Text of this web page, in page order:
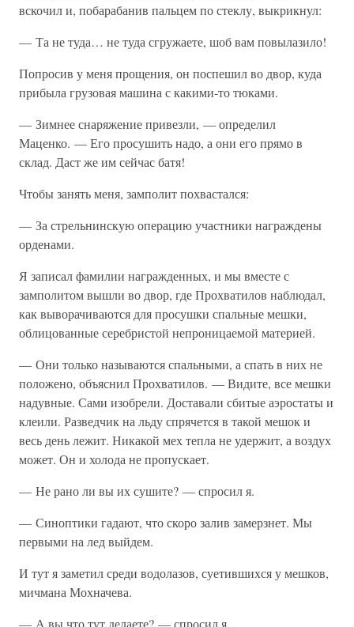
вскочил и, побарабанив пальцем по стеклу, выкрикнул:
— Та не туда… не туда сгружаете, шоб вам повылазило!
Попросив у меня прощения, он поспешил во двор, куда
прибыла грузовая машина с какими-то тюками.
— Зимнее снаряжение привезли, — определил
Маценко. — Его просушить надо, а они его прямо в
склад. Даст же им сейчас батя!
Чтобы занять меня, замполит похвастался:
— За стрельнинскую операцию участники награждены
орденами.
Я записал фамилии награжденных, и мы вместе с
замполитом вышли во двор, где Прохватилов наблюдал,
как выворачиваются для просушки спальные мешки,
облицованные серебристой непроницаемой материей.
— Они только называются спальными, а спать в них не
положено, объяснил Прохватилов. — Видите, все мешки
надувные. Сами изобрели. Доставали сбитые аэростаты и
клеили. Разведчик на льду спрячется в такой мешок и
весь день лежит. Никакой мех тепла не удержит, а воздух
может. Он и холода не пропускает.
— Не рано ли вы их сушите? — спросил я.
— Синоптики гадают, что скоро залив замерзнет. Мы
первыми на лед выйдем.
И тут я заметил среди водолазов, суетившихся у мешков,
мичмана Мохначева.
— А вы что тут делаете? — спросил я.